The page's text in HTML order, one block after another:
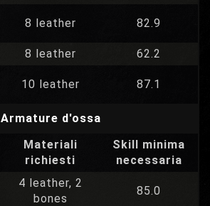
8 leather 82.9
8 leather
62.2
10 leather 87.1
Armature d'ossa
Materiali
richiesti
Skill minima
necessaria
4 leather, 2
bones
85.0